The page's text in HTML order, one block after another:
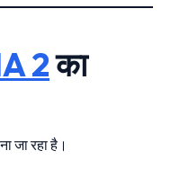
2का
जा रहा है।